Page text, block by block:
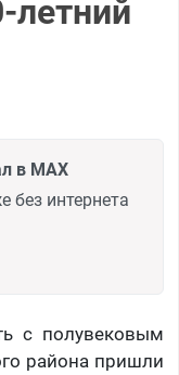
летний
в MAX
без интернета
с полувековым
района пришли